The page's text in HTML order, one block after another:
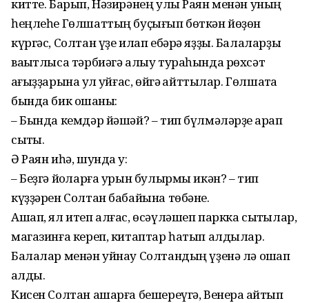
китте. Барып, Нәзирәнең улы Раян менән уның
һеңлеһе Гөлшаттың буҫығып бөткән йөҙөн
күргәс, Солтан үҙе илап ебәрә яҙҙы. Балаларҙы
ваҡытлыса тәрбиәгә алыу тураһында рөхсәт
ҡағыҙҙарына ҡул ҡуйғас, өйгә ҡайттылар. Гөлшатҡа
бында бик оҡшаны:
– Бында кемдәр йәшәй? – тип бүлмәләрҙе ҡарап
сыҡты.
Ә Раян иһә, шунда уҡ:
– Беҙгә йоҡларға урын булырмы икән? – тип
күҙҙәрен Солтан бабайына төбәне.
Ашап, ял итеп алғас, өсәүләшеп паркка сыҡтылар,
магазинға кереп, китаптар һатып алдылар.
Балалар менән уйнау Солтандың үҙенә лә оҡшап
ҡалды.
Кисен Солтан ашарға бешереүгә, Венера ҡайтып